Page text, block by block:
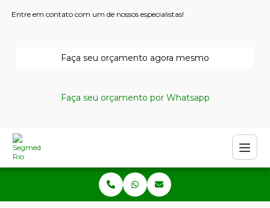
Entre em contato com um de nossos especialistas!
Faça seu orçamento agora mesmo
Faça seu orçamento por Whatsapp